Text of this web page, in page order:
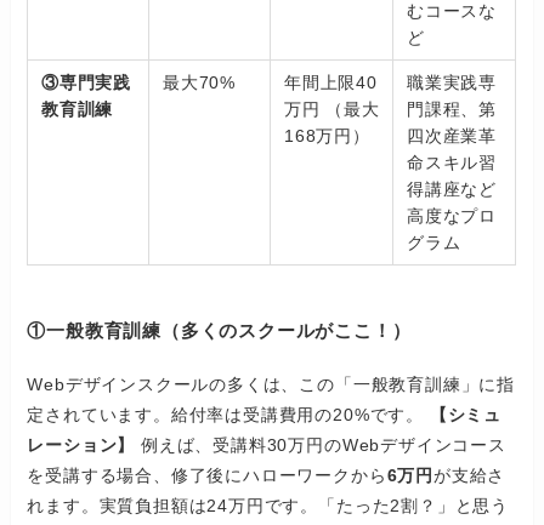
むコースな
ど
③専門実践
教育訓練
最大70%
年間上限40
万円 （最大
168万円）
職業実践専
門課程、第
四次産業革
命スキル習
得講座など
高度なプロ
グラム
①一般教育訓練（多くのスクールがここ！）
Webデザインスクールの多くは、この「一般教育訓練」に指
定されています。給付率は受講費用の20%です。
【シミュ
レーション】
例えば、受講料30万円のWebデザインコース
を受講する場合、修了後にハローワークから6万円が支給さ
れます。実質負担額は24万円です。「たった2割？」と思う